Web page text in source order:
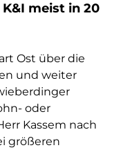
meist in 20
Ost über die
und weiter
oder
Kassem nach
größeren